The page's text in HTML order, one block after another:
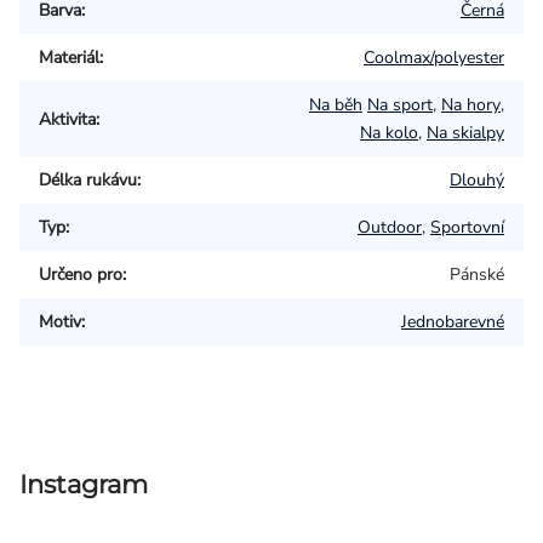
Barva: Černá
Materiál: Coolmax/polyester
Aktivita:
Na běh Na sport, Na hory,
Na kolo, Na skialpy
Délka rukávu: Dlouhý
Typ: Outdoor, Sportovní
Určeno pro: Pánské
Motiv: Jednobarevné
Instagram